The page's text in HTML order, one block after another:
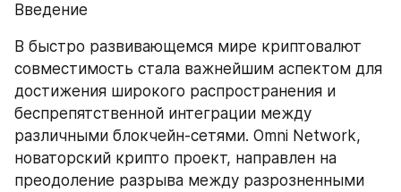
Введение
В быстро развивающемся мире криптовалют
совместимость стала важнейшим аспектом для
достижения широкого распространения и
беспрепятственной интеграции между
различными блокчейн-сетями. Omni Network,
новаторский крипто проект, направлен на
преодоление разрыва между разрозненными